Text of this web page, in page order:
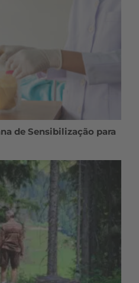
de Sensibilização para